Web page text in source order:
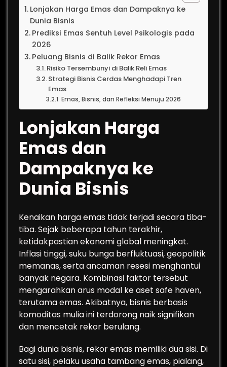
Lonjakan Harga Emas dan Dampaknya ke
Dunia Bisnis
Prediksi Emas Sentuh Level Psikologis pada
2026
Peluang Bisnis di Balik Rekor Emas
Risiko Tersembunyi di Balik Reli Emas
Strategi Bisnis Cerdas Menghadapi Tren
Emas
Emas, Bisnis, dan Refleksi Menuju 2026
Lonjakan Harga
Emas dan
Dampaknya ke
Dunia Bisnis
Kenaikan harga emas tidak terjadi secara tiba-
tiba. Sejak beberapa tahun terakhir,
ketidakpastian ekonomi global meningkat.
Inflasi tinggi, suku bunga berfluktuasi, geopolitik
memanas, serta ancaman resesi menghantui
banyak negara. Kombinasi faktor tersebut
mengarahkan arus modal ke aset safe haven,
terutama emas. Akibatnya, bisnis berbasis
komoditas mulia ini terdorong naik signifikan
dan mencetak rekor berulang.
Bagi dunia bisnis, rekor emas memiliki dua sisi. Di
satu sisi, pelaku usaha tambang emas, pialang,